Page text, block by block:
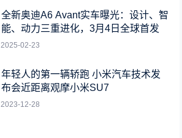
全新奥迪A6 Avant实车曝光：设计、智
能、动力三重进化，3月4日全球首发
2025-02-23
年轻人的第一辆轿跑 小米汽车技术发
布会近距离观摩小米SU7
2023-12-28